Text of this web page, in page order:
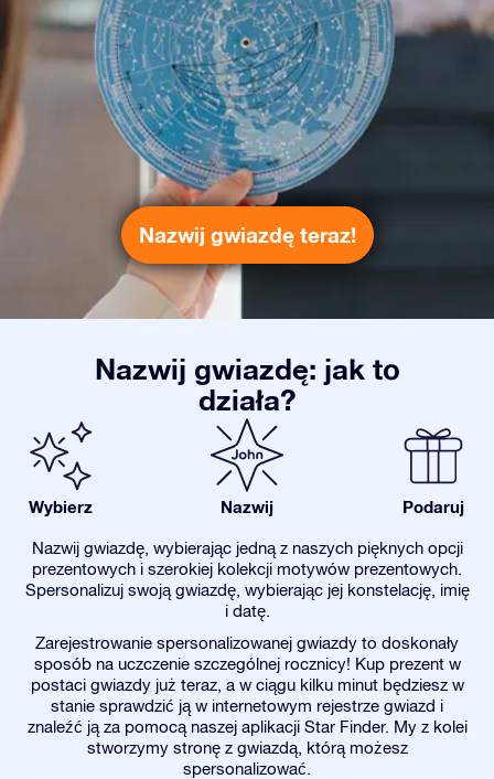
Nazwij gwiazdę teraz!
Nazwij gwiazdę: jak to
działa?
Wybierz Nazwij Podaruj
Nazwij gwiazdę, wybierając jedną z naszych pięknych opcji
prezentowych i szerokiej kolekcji motywów prezentowych.
Spersonalizuj swoją gwiazdę, wybierając jej konstelację, imię
i datę.
Zarejestrowanie spersonalizowanej gwiazdy to doskonały
sposób na uczczenie szczególnej rocznicy! Kup prezent w
postaci gwiazdy już teraz, a w ciągu kilku minut będziesz w
stanie sprawdzić ją w internetowym rejestrze gwiazd i
znaleźć ją za pomocą naszej aplikacji Star Finder. My z kolei
stworzymy stronę z gwiazdą, którą możesz
spersonalizować.